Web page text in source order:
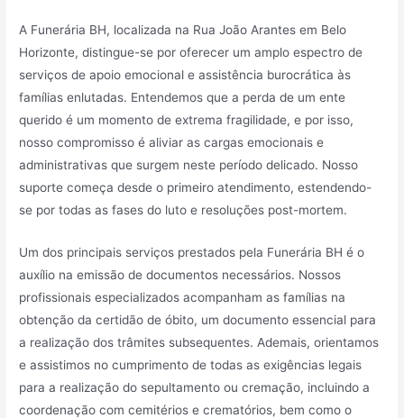
A Funerária BH, localizada na Rua João Arantes em Belo
Horizonte, distingue-se por oferecer um amplo espectro de
serviços de apoio emocional e assistência burocrática às
famílias enlutadas. Entendemos que a perda de um ente
querido é um momento de extrema fragilidade, e por isso,
nosso compromisso é aliviar as cargas emocionais e
administrativas que surgem neste período delicado. Nosso
suporte começa desde o primeiro atendimento, estendendo-
se por todas as fases do luto e resoluções post-mortem.
Um dos principais serviços prestados pela Funerária BH é o
auxílio na emissão de documentos necessários. Nossos
profissionais especializados acompanham as famílias na
obtenção da certidão de óbito, um documento essencial para
a realização dos trâmites subsequentes. Ademais, orientamos
e assistimos no cumprimento de todas as exigências legais
para a realização do sepultamento ou cremação, incluindo a
coordenação com cemitérios e crematórios, bem como o